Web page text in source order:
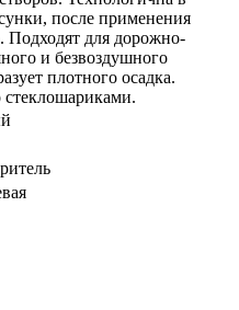
после применения
Подходят для дорожно-
и безвоздушного
плотного осадка.
стеклошариками.